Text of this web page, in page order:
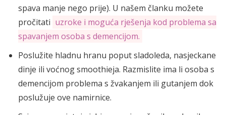
spava manje nego prije). U našem članku možete
pročitati uzroke i moguća rješenja kod problema sa
spavanjem osoba s demencijom.
Poslužite hladnu hranu poput sladoleda, nasjeckane
dinje ili voćnog smoothieja. Razmislite ima li osoba s
demencijom problema s žvakanjem ili gutanjem dok
poslužuje ove namirnice.